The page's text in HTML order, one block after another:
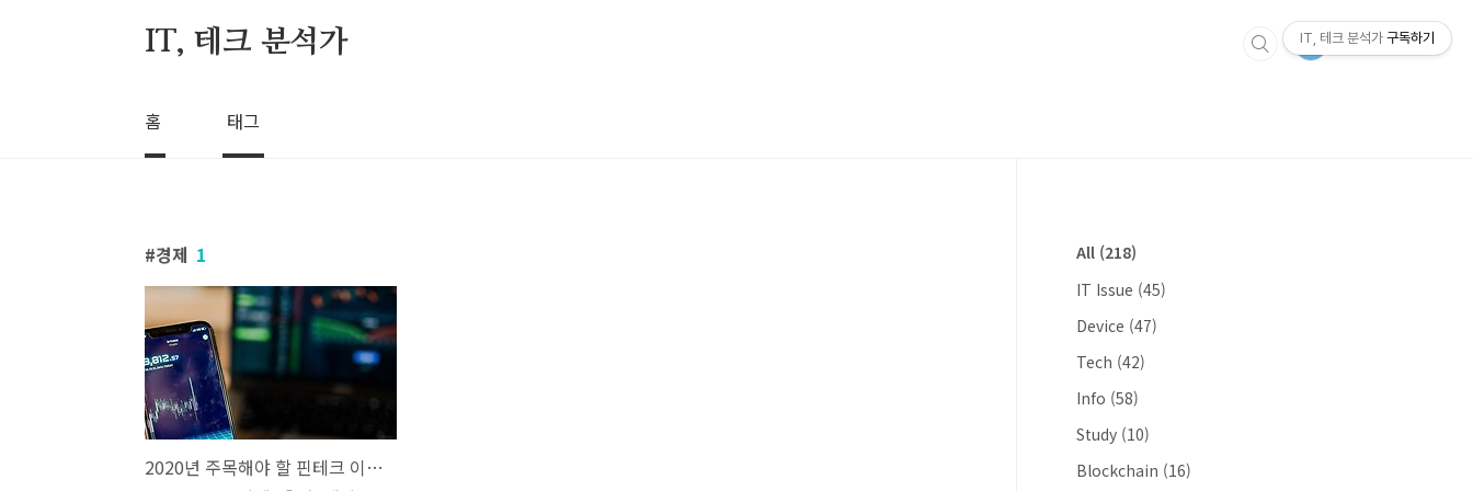
IT, 테크 분석가
홈 태그
경제 1
2020년 주목해야 할 핀테크 이슈 5가지를 알아보자
All (218)
IT Issue (45)
Device (47)
Tech (42)
Info (58)
Study (10)
Blockchain (16)
IT, 테크 분석가 구독하기